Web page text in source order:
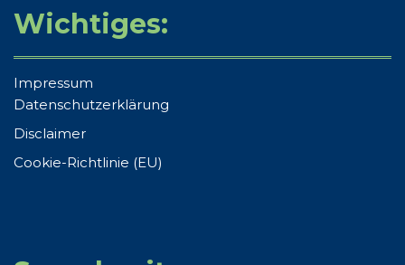
Wichtiges:
Impressum
Datenschutzerklärung
Disclaimer
Cookie-Richtlinie (EU)